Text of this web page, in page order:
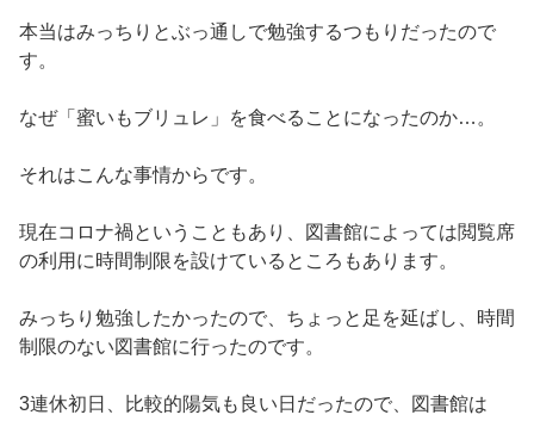
本当はみっちりとぶっ通しで勉強するつもりだったので
す。
なぜ「蜜いもブリュレ」を食べることになったのか…。
それはこんな事情からです。
現在コロナ禍ということもあり、図書館によっては閲覧席
の利用に時間制限を設けているところもあります。
みっちり勉強したかったので、ちょっと足を延ばし、時間
制限のない図書館に行ったのです。
3連休初日、比較的陽気も良い日だったので、図書館は